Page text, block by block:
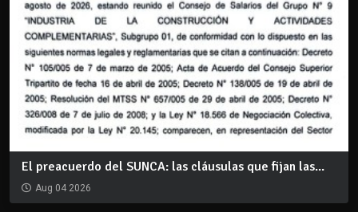
El preacuerdo del SUNCA: las cláusulas que fijan las...
Aug 04 2026